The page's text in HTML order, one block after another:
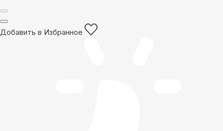
Добавить в Избранное